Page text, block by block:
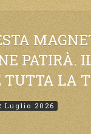
PATIRÀ.
TUTTA LA
Luglio 2026